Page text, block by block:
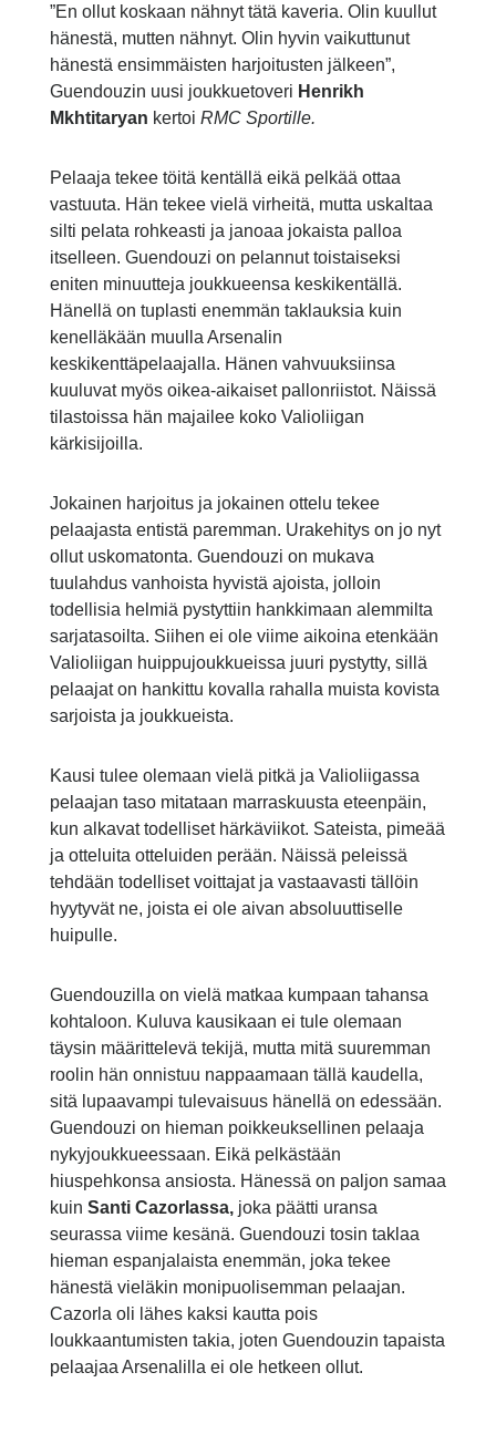
”En ollut koskaan nähnyt tätä kaveria. Olin kuullut
hänestä, mutten nähnyt. Olin hyvin vaikuttunut
hänestä ensimmäisten harjoitusten jälkeen”,
Guendouzin uusi joukkuetoveri Henrikh
Mkhtitaryan kertoi RMC Sportille.
Pelaaja tekee töitä kentällä eikä pelkää ottaa
vastuuta. Hän tekee vielä virheitä, mutta uskaltaa
silti pelata rohkeasti ja janoaa jokaista palloa
itselleen. Guendouzi on pelannut toistaiseksi
eniten minuutteja joukkueensa keskikentällä.
Hänellä on tuplasti enemmän taklauksia kuin
kenelläkään muulla Arsenalin
keskikenttäpelaajalla. Hänen vahvuuksiinsa
kuuluvat myös oikea-aikaiset pallonriistot. Näissä
tilastoissa hän majailee koko Valioliigan
kärkisijoilla.
Jokainen harjoitus ja jokainen ottelu tekee
pelaajasta entistä paremman. Urakehitys on jo nyt
ollut uskomatonta. Guendouzi on mukava
tuulahdus vanhoista hyvistä ajoista, jolloin
todellisia helmiä pystyttiin hankkimaan alemmilta
sarjatasoilta. Siihen ei ole viime aikoina etenkään
Valioliigan huippujoukkueissa juuri pystytty, sillä
pelaajat on hankittu kovalla rahalla muista kovista
sarjoista ja joukkueista.
Kausi tulee olemaan vielä pitkä ja Valioliigassa
pelaajan taso mitataan marraskuusta eteenpäin,
kun alkavat todelliset härkäviikot. Sateista, pimeää
ja otteluita otteluiden perään. Näissä peleissä
tehdään todelliset voittajat ja vastaavasti tällöin
hyytyvät ne, joista ei ole aivan absoluuttiselle
huipulle.
Guendouzilla on vielä matkaa kumpaan tahansa
kohtaloon. Kuluva kausikaan ei tule olemaan
täysin määrittelevä tekijä, mutta mitä suuremman
roolin hän onnistuu nappaamaan tällä kaudella,
sitä lupaavampi tulevaisuus hänellä on edessään.
Guendouzi on hieman poikkeuksellinen pelaaja
nykyjoukkueessaan. Eikä pelkästään
hiuspehkonsa ansiosta. Hänessä on paljon samaa
kuin Santi Cazorlassa, joka päätti uransa
seurassa viime kesänä. Guendouzi tosin taklaa
hieman espanjalaista enemmän, joka tekee
hänestä vieläkin monipuolisemman pelaajan.
Cazorla oli lähes kaksi kautta pois
loukkaantumisten takia, joten Guendouzin tapaista
pelaajaa Arsenalilla ei ole hetkeen ollut.